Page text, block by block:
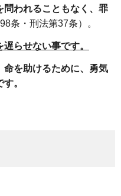
問われることもなく、罪
条・刑法第37条）。
らせない事です。
命を助けるために、勇気
。